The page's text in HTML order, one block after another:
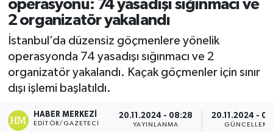
operasyonu: 74 yasadışı sığınmacı ve
2 organizatör yakalandı
İstanbul’da düzensiz göçmenlere yönelik
operasyonda 74 yasadışı sığınmacı ve 2
organizatör yakalandı. Kaçak göçmenler için sınır
dışı işlemi başlatıldı.
HABER MERKEZI
EDITÖR/GAZETECI
20.11.2024 - 08:28
YAYINLANMA
20.11.2024 -
GÜNCELLEME
Sağlık
Teknoloji
Turizm
Kültür - Sanat
Son Dakika Haberleri
Haber Arşivi